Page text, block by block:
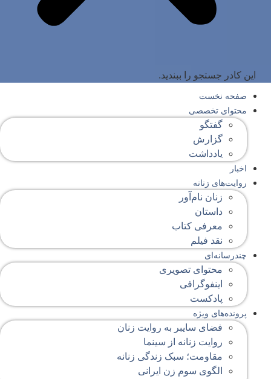
این کادر جستجو را ببندید.
صفحه‌ نخست
محتوای‌ تخصصی
گفتگو
گزارش
یادداشت
اخبار
روایت‌های زنانه
زنان نام‌آور
داستان
معرفی کتاب
نقد فیلم
چندرسانه‌ای
محتوای تصویری
اینفوگرافی
پادکست
پرونده‌های ویژه
فضای سایبر به روایت زنان
روایت زنانه از سینما
مقاومت؛ سبک زندگی زنانه
الگوی سوم زن ایرانی